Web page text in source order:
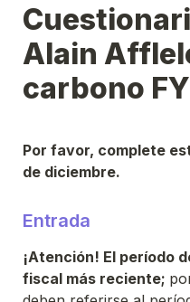
Alain
carbono
Por favor, complete
de diciembre.
Entrada
¡Atención! El período
fiscal más reciente;